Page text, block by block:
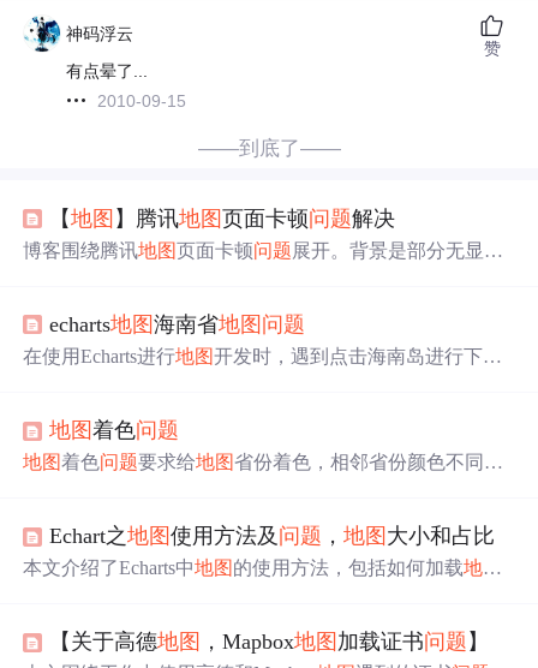
神码浮云
有点晕了...
2010-09-15
赞
——到底了——
【地图 】腾讯地图页面卡顿问题解决
博客围绕腾讯地图页面卡顿问题展开。背景是部分无显卡
毁时销毁地图。总结指出地图未销毁致CPU占用高、页面
卡顿，解决需从这两方面着手。
echarts地图海南省地图 问题
在使用Echarts进行地图开发时，遇到点击海南岛进行下钻
arts的geo属性，如center、layoutCenter和layoutSize，当选择
海南省时，调整地图中心位置、偏移和缩放比例，使得
地图着色问题
地图着色问题要求给地图省份着色，相邻省份颜色不同且
历。还介绍了递归回溯、DFS、BFS、贪心、动态规划等
算法，解决该问题需综合运用数据结构和算法知识。
Echart之地图使用方法及 问题 ，地图 大小和占比
本文介绍了Echarts中地图 的使用方法，包括如何加载地图
幕尺寸下的显示效果。
【关于高德地图 ，Mapbox地图 加载证书问题 】